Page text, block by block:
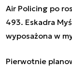
Air Policing po
493. Eskadra
wyposażona w
Pierwotnie